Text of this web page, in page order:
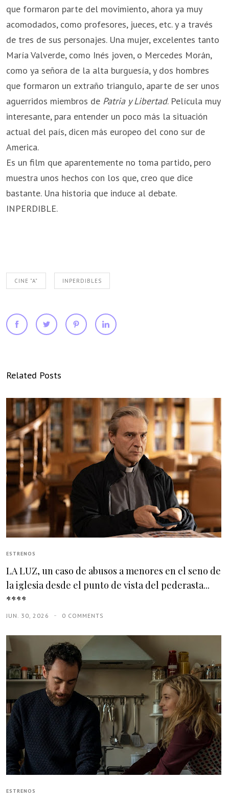
que formaron parte del movimiento, ahora ya muy
acomodados, como profesores, jueces, etc. y a través
de tres de sus personajes. Una mujer, excelentes tanto
María Valverde, como Inés joven, o Mercedes Morán,
como ya señora de la alta burguesía, y dos hombres
que formaron un extraño triangulo, aparte de ser unos
aguerridos miembros de Patria y Libertad. Película muy
interesante, para entender un poco más la situación
actual del país, dicen más europeo del cono sur de
America.
Es un film que aparentemente no toma partido, pero
muestra unos hechos con los que, creo que dice
bastante. Una historia que induce al debate.
INPERDIBLE.
CINE "A" INPERDIBLES
Related Posts
ESTRENOS
LA LUZ, un caso de abusos a menores en el seno de
la iglesia desde el punto de vista del pederasta...
****
JUN. 30, 2026 0 COMMENTS
ESTRENOS